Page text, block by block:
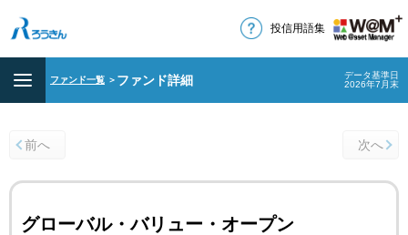
投信用語集
ファンド一覧 ＞ ファンド詳細
データ基準日
2026年7月末
前へ 次へ
グローバル・バリュー・オープン